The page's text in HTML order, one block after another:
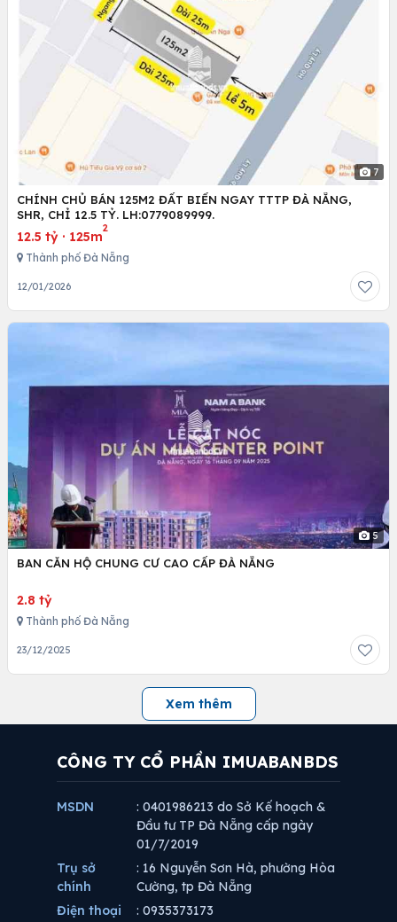
7
CHÍNH CHỦ BÁN 125M2 ĐẤT BIỂN NGAY TTTP ĐÀ NẴNG,
SHR, CHỈ 12.5 TỶ. LH:0779089999.
12.5 tỷ · 125m
2
Thành phố Đà Nẵng
12/01/2026
5
BAN CĂN HỘ CHUNG CƯ CAO CẤP ĐÀ NẴNG
2.8 tỷ
Thành phố Đà Nẵng
23/12/2025
Xem thêm
CÔNG TY CỔ PHẦN IMUABANBDS
MSDN
: 0401986213 do Sở Kế hoạch &
Đầu tư TP Đà Nẵng cấp ngày
01/7/2019
Trụ sở
chính
: 16 Nguyễn Sơn Hà, phường Hòa
Cường, tp Đà Nẵng
Điện thoại
: 0935373173